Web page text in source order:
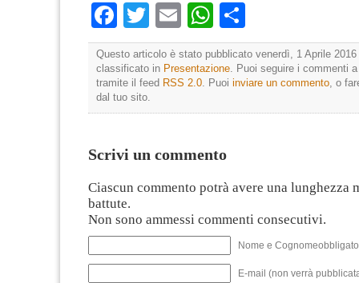
Facebook
TwitterEmailWhatsApp
Questo articolo è stato pubblicato venerdì, 1 Aprile
classificato in Presentazione. Puoi seguire i commenti
tramite il feed RSS 2.0. Puoi inviare un commento, o
dal tuo sito.
Scrivi un commento
Ciascun commento potrà avere una lunghezza
battute.
Non sono ammessi commenti consecutivi.
Nome e
E-mail (non verrà